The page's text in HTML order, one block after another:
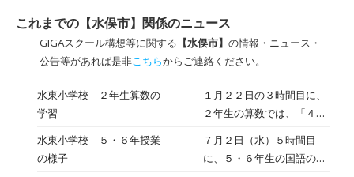
これまでの【水俣市】関係のニュース
GIGAスクール構想等に関する 【水俣市】 の情報・ニュース・
公告等があれば是非こちらからご連絡ください。
水東小学校 ２年生算数の
学習
１月２２日の３時間目に、
２年生の算数では、「４け
でいました。今日は、たく
さん並んだ点のまとまりを
水東小学校 ５・６年授業
の様子
７月２日（水）５時間目
に、５・６年生の国語の研